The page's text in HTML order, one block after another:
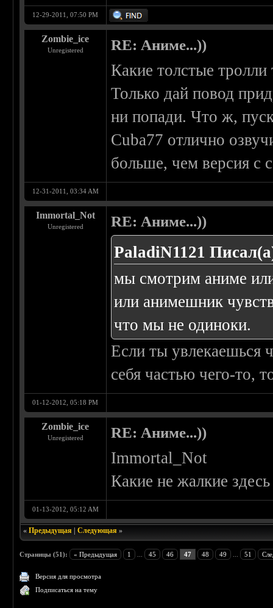
12-29-2011, 07:50 PM
Zombie_ice
Unregistered RE: Аниме...))
Какие толстые тролли
Только дай повод
ни попади. Что ж,
Cuba77 отлично
больше, чем версия с
12-31-2011, 03:34 AM
Immortal_Not
Unregistered RE: Аниме...))
PaladiN1121
мы смотрим аниме
или анимешник
что мы не одиноки.
Если ты увлекаешься
себя частью чего-то,
01-12-2012, 05:18 PM
Zombie_ice
Unregistered RE: Аниме...))
Immortal_Not
Какие не жалкие
01-13-2012, 05:12 AM
«Предыдущая |Следующая »
Страницы (51): « Предыдущая 1 45 46 47 48 49 51
Версия для просмотра
Подписаться на тему